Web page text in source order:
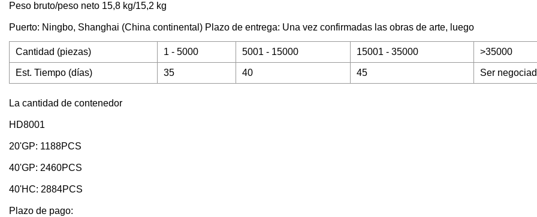
Peso bruto/peso neto 15,8 kg/15,2 kg
Puerto: Ningbo, Shanghai (China continental) Plazo de entrega: Una vez confirmadas las obras de arte, luego
Cantidad (piezas) 1 - 5000 5001 - 15000 15001 - 35000 >35000
Est. Tiempo (días) 35 40 45 Ser
La cantidad de contenedor
HD8001
20'GP: 1188PCS
40'GP: 2460PCS
40'HC: 2884PCS
Plazo de pago: